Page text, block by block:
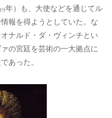
年）も、大使などを通じてル
報を得ようとしていた。な
ナルド・ダ・ヴィンチとい
の宮廷を芸術の一大拠点に
あった。